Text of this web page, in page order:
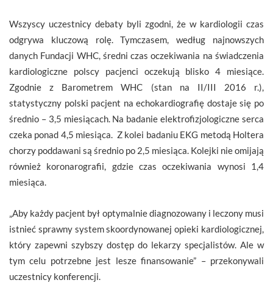
Wszyscy uczestnicy debaty byli zgodni, że w kardiologii czas
odgrywa kluczową rolę. Tymczasem, według najnowszych
danych Fundacji WHC, średni czas oczekiwania na świadczenia
kardiologiczne polscy pacjenci oczekują blisko 4 miesiące.
Zgodnie z Barometrem WHC (stan na II/III 2016 r.),
statystyczny polski pacjent na echokardiografię dostaje się po
średnio – 3,5 miesiącach. Na badanie elektrofizjologiczne serca
czeka ponad 4,5 miesiąca. Z kolei badaniu EKG metodą Holtera
chorzy poddawani są średnio po 2,5 miesiąca. Kolejki nie omijają
również koronarografii, gdzie czas oczekiwania wynosi 1,4
miesiąca.
„Aby każdy pacjent był optymalnie diagnozowany i leczony musi
istnieć sprawny system skoordynowanej opieki kardiologicznej,
który zapewni szybszy dostęp do lekarzy specjalistów. Ale w
tym celu potrzebne jest lesze finansowanie” – przekonywali
uczestnicy konferencji.